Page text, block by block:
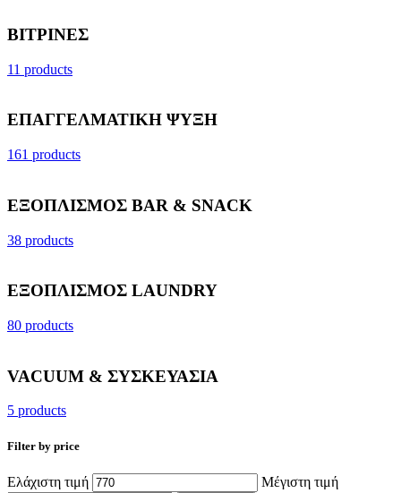
ΒΙΤΡΙΝΕΣ
11 products
ΕΠΑΓΓΕΛΜΑΤΙΚΗ ΨΥΞΗ
161 products
ΕΞΟΠΛΙΣΜΟΣ BAR & SNACK
38 products
ΕΞΟΠΛΙΣΜΟΣ LAUNDRY
80 products
VACUUM & ΣΥΣΚΕΥΑΣΙΑ
5 products
Filter by price
Ελάχιστη τιμή Μέγιστη τιμή